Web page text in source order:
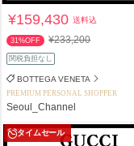
¥159,430送料込
31%OFF ¥233,200
関税負担なし
BOTTEGA VENETA
PREMIUM PERSONAL SHOPPER
Seoul_Channel
タイムセール